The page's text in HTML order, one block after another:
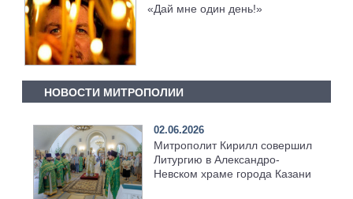
«Дай мне один день!»
НОВОСТИ МИТРОПОЛИИ
02.06.2026
Митрополит Кирилл совершил
Литургию в Александро-
Невском храме города Казани